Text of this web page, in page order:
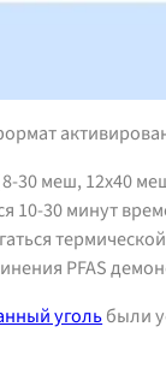
30 меш, 12x40
10-30 минут
PFAS
угольбыли